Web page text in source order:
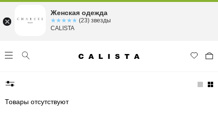
Товары отсутствуют
Женская одежда
☆☆☆☆☆
★★★★★ (23) звезды
CALISTA